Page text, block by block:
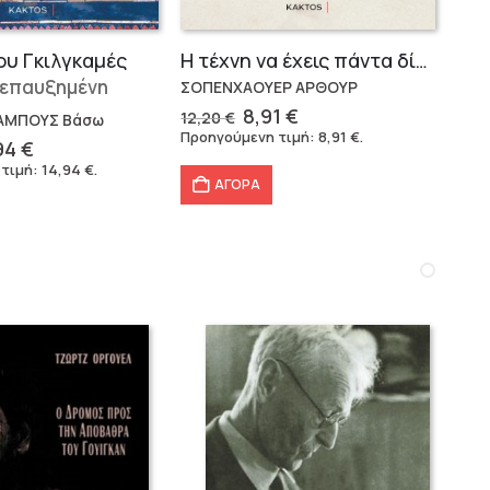
Γκιλγκαμές
Βάσω
€.
€
τρέχουσα
14,94€.
Η τέχνη να έχεις πάντα δίκιο – Άρθουρ Σοπενχάουερ
ΣΟΠΕΝΧΑΟΥΕΡ ΑΡΘΟΥΡ
12,20€ Original
price
12,20 €.
8,91€
τρέχουσα
Προηγούμενη τιμή:8,91€.
ΑΓΟΡΑ